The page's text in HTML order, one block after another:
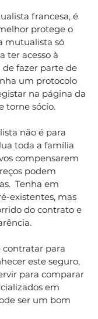
francesa, é
protege o
mutualista só
ter acesso à
de fazer parte de
um protocolo
na página da
torne sócio.
não é para
toda a família
compensarem
podem
Tenha em
existentes, mas
do contrato e
contratar para
este seguro,
para comparar
em
ser um bom